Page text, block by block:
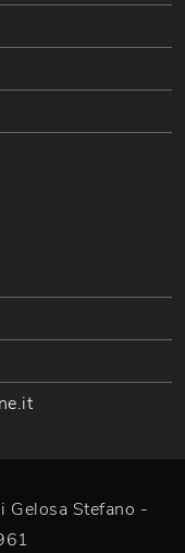
Stefano -